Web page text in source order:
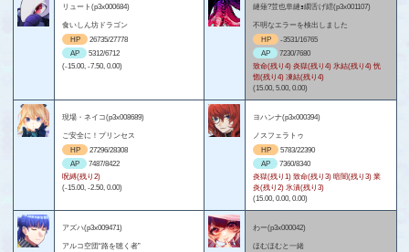
リュート(p3x000684)
食いしん坊ドラゴン
HP
26735/27778
AP
5312/6712
(-15.00, -7.50, 0.00)
縺薙?荳也阜縺ｮ繝舌げ繧(p3x001107)
不明なエラーを検出しました
HP
-3531/16765
AP
7230/7680
致命(残り4) 炎獄(残り4) 氷結(残り4) 恍
惚(残り4) 凍結(残り4)
(15.00, 5.00, 0.00)
現場・ネイコ(p3x008689)
ご安全に！プリンセス
HP
27296/28308
AP
7487/8422
呪縛(残り2)
(-15.00, -2.50, 0.00)
ヨハンナ(p3x000394)
ノスフェラトゥ
HP
5783/22390
AP
7360/8340
炎獄(残り1) 致命(残り3) 暗闇(残り3) 業
炎(残り2) 氷漬(残り3)
(15.00, 0.00, 0.00)
アズハ(p3x009471)
アルコ空団“路を聴く者”
わー(p3x000042)
ほむほむと一緒